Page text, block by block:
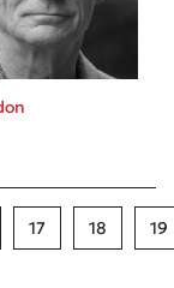
17 18 19